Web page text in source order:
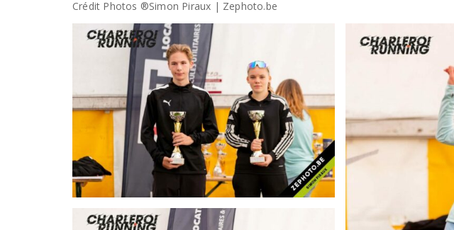
Crédit Photos ®Simon Piraux | Zephoto.be